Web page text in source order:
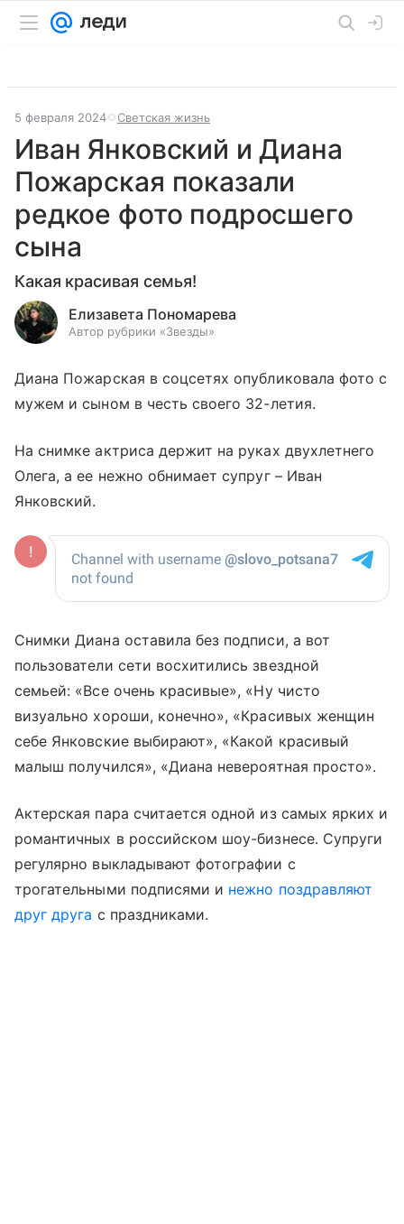
5 февраля 2024 Светская жизнь
Иван Янковский и Диана
Пожарская показали
редкое фото подросшего
сына
Какая красивая семья!
Елизавета Пономарева
Автор рубрики «Звезды»
Диана Пожарская в соцсетях опубликовала фото с
мужем и сыном в честь своего 32-летия.
На снимке актриса держит на руках двухлетнего
Олега, а ее нежно обнимает супруг – Иван
Янковский.
Снимки Диана оставила без подписи, а вот
пользователи сети восхитились звездной
семьей: «Все очень красивые», «Ну чисто
визуально хороши, конечно», «Красивых женщин
себе Янковские выбирают», «Какой красивый
малыш получился», «Диана невероятная просто».
Актерская пара считается одной из самых ярких и
романтичных в российском шоу-бизнесе. Супруги
регулярно выкладывают фотографии с
трогательными подписями и нежно поздравляют
друг друга с праздниками.